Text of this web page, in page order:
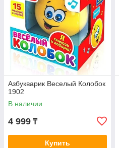
Азбукварик Веселый Колобок
1902
В наличии
4 999 ₸
Купить